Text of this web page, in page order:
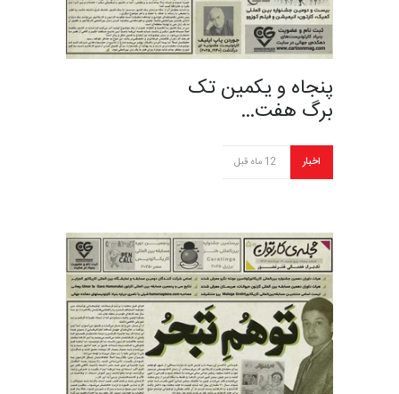
پنجاه و یکمین تک
برگ هفت…
اخبار 12 ماه قبل